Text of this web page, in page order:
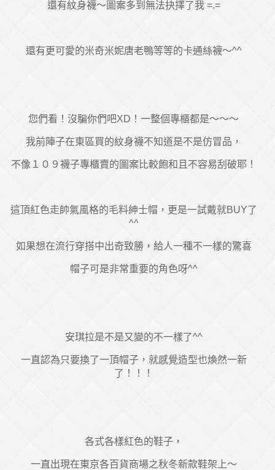
還有紋身襪～圖案多到無法抉擇了我 =.=
還有更可愛的米奇米妮唐老鴨等等的卡通絲襪～^^
您們看！沒騙你們吧XD！一整個專櫃都是～～～
我前陣子在東區買的紋身襪不知道是不是仿冒品，
不像１０９襪子專櫃賣的圖案比較飽和且不容易刮破耶！
這頂紅色走帥氣風格的毛料紳士帽，更是一試戴就BUY了
^^
如果想在流行穿搭中出奇致勝，給人一種不一樣的驚喜
帽子可是非常重要的角色呀^^
安琪拉是不是又變的不一樣了^^
一直認為只要換了一頂帽子，就感覺造型也煥然一新
了！！！
各式各樣紅色的鞋子，
一直出現在東京各百貨商場之秋冬新款鞋架上～